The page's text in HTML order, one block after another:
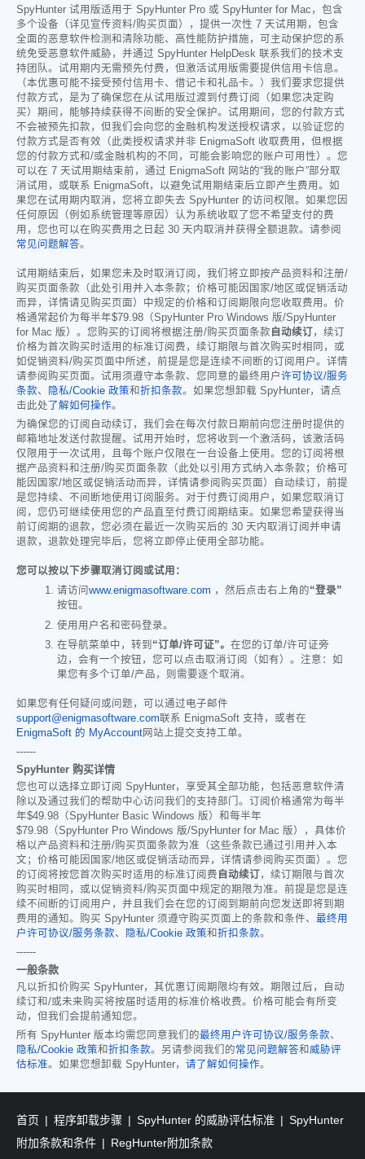
SpyHunter 试用版适用于 SpyHunter Pro 或 SpyHunter for Mac，包含
多个设备（详见宣传资料/购买页面），提供一次性 7 天试用期，包含
全面的恶意软件检测和清除功能、高性能防护措施，可主动保护您的系
统免受恶意软件威胁，并通过 SpyHunter HelpDesk 联系我们的技术支
持团队。试用期内无需预先付费，但激活试用版需要提供信用卡信息。
（本优惠可能不接受预付信用卡、借记卡和礼品卡。）我们要求您提供
付款方式，是为了确保您在从试用版过渡到付费订阅（如果您决定购
买）期间，能够持续获得不间断的安全保护。试用期间，您的付款方式
不会被预先扣款，但我们会向您的金融机构发送授权请求，以验证您的
付款方式是否有效（此类授权请求并非 EnigmaSoft 收取费用，但根据
您的付款方式和/或金融机构的不同，可能会影响您的账户可用性）。您
可以在 7 天试用期结束前，通过 EnigmaSoft 网站的“我的账户”部分取
消试用，或联系 EnigmaSoft，以避免试用期结束后立即产生费用。如
果您在试用期内取消，您将立即失去 SpyHunter 的访问权限。如果您因
任何原因（例如系统管理等原因）认为系统收取了您不希望支付的费
用，您也可以在购买费用之日起 30 天内取消并获得全额退款。请参阅
常见问题解答。
试用期结束后，如果您未及时取消订阅，我们将立即按产品资料和注册/
购买页面条款（此处引用并入本条款；价格可能因国家/地区或促销活动
而异，详情请见购买页面）中规定的价格和订阅期限向您收取费用。价
格通常起价为每半年$79.98 （SpyHunter Pro Windows 版/SpyHunter
for Mac 版）。您购买的订阅将根据注册/购买页面条款 自动续订 ，续订
价格为首次购买时适用的标准订阅费，续订期限与首次购买时相同，或
如促销资料/购买页面中所述，前提是您是连续不间断的订阅用户。详情
请参阅购买页面。试用须遵守本条款、您同意的最终用户许可协议/服务
条款、 隐私/Cookie 政策和折扣条款。如果您想卸载 SpyHunter，请点
击此处 了解如何操作。
为确保您的订阅自动续订，我们会在每次付款日期前向您注册时提供的
邮箱地址发送付款提醒。试用开始时，您将收到一个激活码，该激活码
仅限用于一次试用，且每个账户仅限在一台设备上使用。您的订阅将根
据产品资料和注册/购买页面条款（此处以引用方式纳入本条款；价格可
能因国家/地区或促销活动而异，详情请参阅购买页面）自动续订，前提
是您持续、不间断地使用订阅服务。对于付费订阅用户，如果您取消订
阅，您仍可继续使用您的产品直至付费订阅期结束。如果您希望获得当
前订阅期的退款，您必须在最近一次购买后的 30 天内取消订阅并申请
退款，退款处理完毕后，您将立即停止使用全部功能。
您可以按以下步骤取消订阅或试用：
请访问 www.enigmasoftware.com ，然后点击右上角的“登录”
按钮。
使用用户名和密码登录。
在导航菜单中，转到 “订单/许可证”。 在您的订单/许可证旁
边，会有一个按钮，您可以点击取消订阅（如有）。注意：如
果您有多个订单/产品，则需要逐个取消。
如果您有任何疑问或问题，可以通过电子邮件
support@enigmasoftware.com联系 EnigmaSoft 支持，或者在
EnigmaSoft 的 MyAccount网站上提交支持工单。
------
SpyHunter 购买详情
您也可以选择立即订阅 SpyHunter，享受其全部功能，包括恶意软件清
除以及通过我们的帮助中心访问我们的支持部门。订阅价格通常为每半
年$49.98 （SpyHunter Basic Windows 版）和每半年
$79.98 （SpyHunter Pro Windows 版/SpyHunter for Mac 版），具体价
格以产品资料和注册/购买页面条款为准（这些条款已通过引用并入本
文；价格可能因国家/地区或促销活动而异，详情请参阅购买页面）。您
的订阅将按您首次购买时适用的标准订阅费 自动续订，续订期限与首次
购买时相同，或以促销资料/购买页面中规定的期限为准。前提是您是连
续不间断的订阅用户，并且我们会在您的订阅到期前向您发送即将到期
费用的通知。购买 SpyHunter 须遵守购买页面上的条款和条件、 最终用
户许可协议/服务条款、 隐私/Cookie 政策和折扣条款。
------
一般条款
凡以折扣价购买 SpyHunter，其优惠订阅期限均有效。期限过后，自动
续订和/或未来购买将按届时适用的标准价格收费。价格可能会有所变
动，但我们会提前通知您。
所有 SpyHunter 版本均需您同意我们的最终用户许可协议/服务条款、
隐私/Cookie 政策和折扣条款。另请参阅我们的常见问题解答和威胁评
估标准。如果您想卸载 SpyHunter， 请了解如何操作。
首页 程序卸载步骤 SpyHunter 的威胁评估标准
SpyHunter
附加条款和条件
RegHunter附加条款